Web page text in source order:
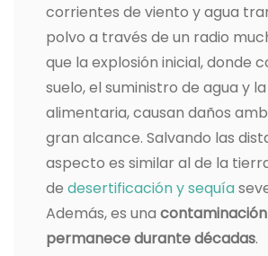
corrientes de viento y agua
polvo a través de un radio
que la explosión inicial, donde
suelo, el suministro de agua y
alimentaria, causan daños
gran alcance. Salvando las
aspecto es similar al de la
de desertificación y sequía
Además, es una
permanece durante décadas.